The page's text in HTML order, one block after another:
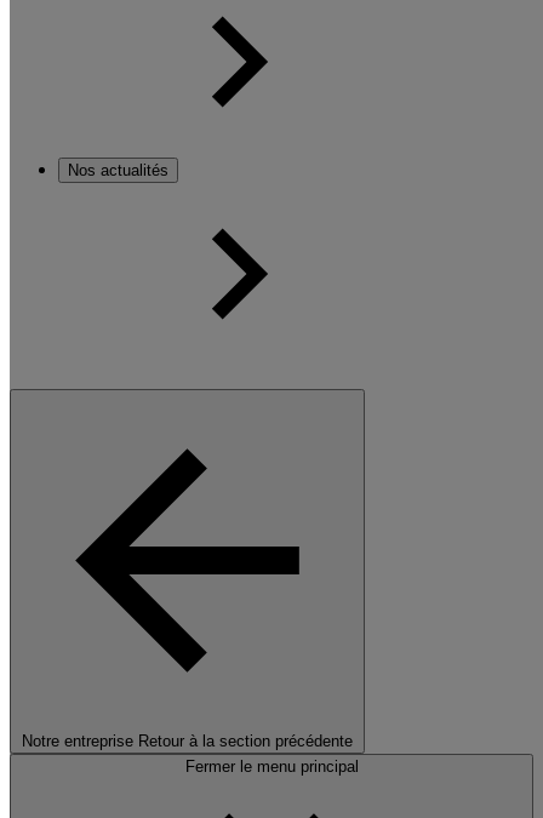
Nos actualités
Notre entreprise Retour à la section précédente
Fermer le menu principal